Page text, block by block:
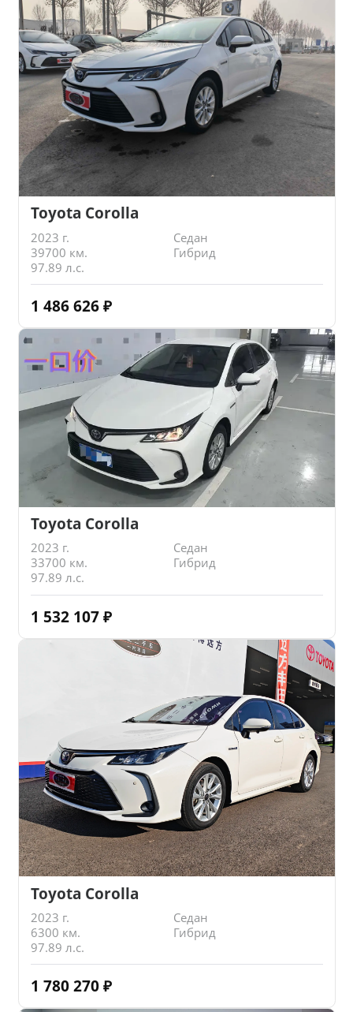
Toyota Corolla
2023 г.
Седан
39700 км.
Гибрид
97.89 л.с.
1 486 626 ₽
Toyota Corolla
2023 г.
Седан
33700 км.
Гибрид
97.89 л.с.
1 532 107 ₽
Toyota Corolla
2023 г.
Седан
6300 км.
Гибрид
97.89 л.с.
1 780 270 ₽